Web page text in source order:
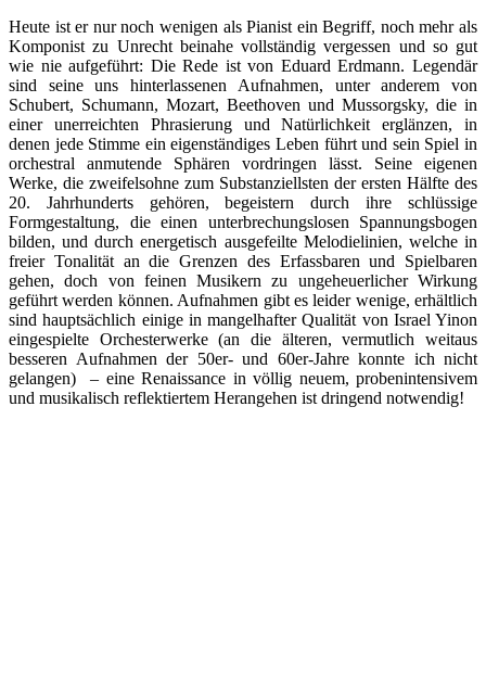
Heute ist er nur noch wenigen als Pianist ein Begriff, noch mehr als
Komponist zu Unrecht beinahe vollständig vergessen und so gut
wie nie aufgeführt: Die Rede ist von Eduard Erdmann. Legendär
sind seine uns hinterlassenen Aufnahmen, unter anderem von
Schubert, Schumann, Mozart, Beethoven und Mussorgsky, die in
einer unerreichten Phrasierung und Natürlichkeit erglänzen, in
denen jede Stimme ein eigenständiges Leben führt und sein Spiel in
orchestral anmutende Sphären vordringen lässt. Seine eigenen
Werke, die zweifelsohne zum Substanziellsten der ersten Hälfte des
20. Jahrhunderts gehören, begeistern durch ihre schlüssige
Formgestaltung, die einen unterbrechungslosen Spannungsbogen
bilden, und durch energetisch ausgefeilte Melodielinien, welche in
freier Tonalität an die Grenzen des Erfassbaren und Spielbaren
gehen, doch von feinen Musikern zu ungeheuerlicher Wirkung
geführt werden können. Aufnahmen gibt es leider wenige, erhältlich
sind hauptsächlich einige in mangelhafter Qualität von Israel Yinon
eingespielte Orchesterwerke (an die älteren, vermutlich weitaus
besseren Aufnahmen der 50er- und 60er-Jahre konnte ich nicht
gelangen) – eine Renaissance in völlig neuem, probenintensivem
und musikalisch reflektiertem Herangehen ist dringend notwendig!